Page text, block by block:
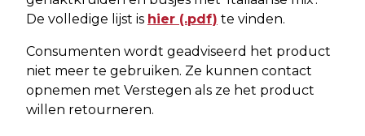
De volledige lijst is hier (.pdf) te vinden.
Consumenten wordt geadviseerd het product
niet meer te gebruiken. Ze kunnen contact
opnemen met Verstegen als ze het product
willen retourneren.